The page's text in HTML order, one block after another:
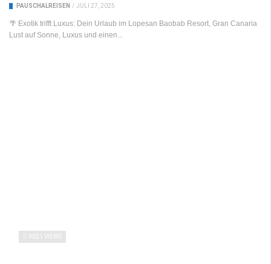
PAUSCHALREISEN / JULI 27, 2025
🌴 Exotik trifft Luxus: Dein Urlaub im Lopesan Baobab Resort, Gran Canaria
Lust auf Sonne, Luxus und einen...
9021 VIEWS